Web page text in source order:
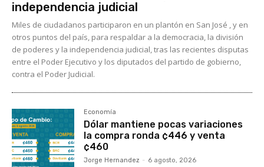
independencia judicial
Miles de ciudadanos participaron en un plantón en San José , y en
otros puntos del país, para respaldar a la democracia, la división
de poderes y la independencia judicial, tras las recientes disputas
entre el Poder Ejecutivo y los diputados del partido de gobierno,
contra el Poder Judicial.
Economía
Dólar mantiene pocas variaciones
la compra ronda ¢446 y venta
¢460
Jorge Hernandez - 6 agosto, 2026